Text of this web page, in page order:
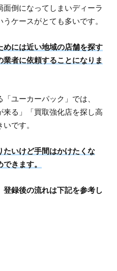
倒になってしまいディーラ
ケースがとても多いです。
めには近い地域の店舗を探す
者に依頼することになりま
ユーカーパック」では、
来る」「買取強化店を探し高
です。
たいけど手間はかけたくな
きます。
登録後の流れは下記を参考し